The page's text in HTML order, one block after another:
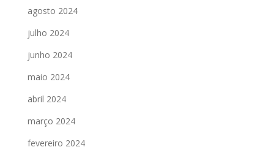
agosto 2024
julho 2024
junho 2024
maio 2024
abril 2024
março 2024
fevereiro 2024